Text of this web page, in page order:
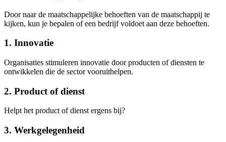
Door naar de maatschappelijke behoeften van de maatschappij te
kijken, kun je bepalen of een bedrijf voldoet aan deze behoeften.
1. Innovatie
Organisaties stimuleren innovatie door producten of diensten te
ontwikkelen die de sector vooruithelpen.
2. Product of dienst
Helpt het product of dienst ergens bij?
3. Werkgelegenheid